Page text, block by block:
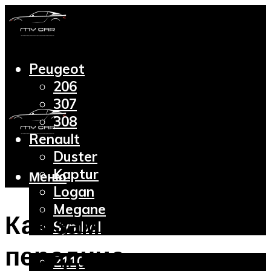
Peugeot
206
307
308
Renault
Duster
Kaptur
Logan
Megane
Symbol
2110
Меню
Как заменить
передние